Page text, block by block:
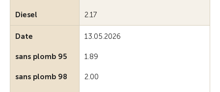
Diesel 2.17
Date 13.05.2026
sans plomb 95 1.89
sans plomb 98 2.00